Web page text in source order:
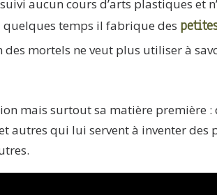
aucun cours d’arts plastiques et
quelques temps iI fabrique des
mortels ne veut plus utiliser à
mais surtout sa matière première
autres qui lui servent à inventer des